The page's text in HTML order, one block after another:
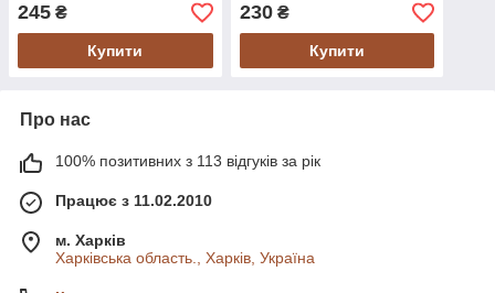
245 ₴
Купити
230₴
Купити
Про нас
100% позитивних з 113 відгуків за рік
Працює з 11.02.2010
м. Харків
Харківська область., Харків, Україна